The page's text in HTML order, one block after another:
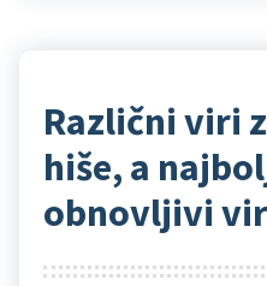
Različni viri
hiše, a
obnovljivi